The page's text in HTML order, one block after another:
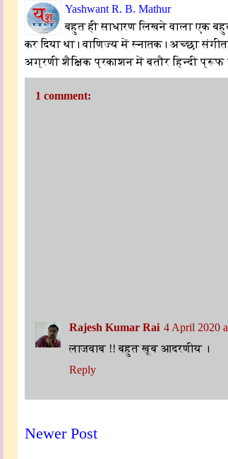
Yashwant R. B. Mathur
बहुत ही साधारण लिखने वाला एक
कर दिया था। वाणिज्य में स्नातक। अच्छा
अग्रणी शैक्षिक प्रकाशन में बतौर हिन्दी प्रूफ
1 comment:
Rajesh Kumar Rai 4 April 2020
लाजवाब !! बहुत खूब आदरणीय ।
Reply
Newer Post